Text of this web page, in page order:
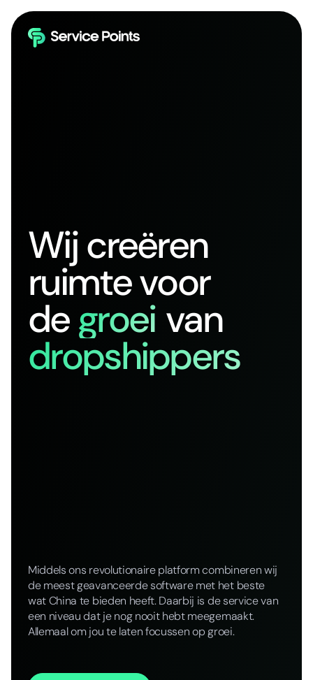
Wij creëren
ruimte voor
degroei van
dropshippers
Middels ons revolutionaire platform combineren wij
de meest geavanceerde software met het beste
wat China te bieden heeft. Daarbij is de service van
een niveau dat je nog nooit hebt meegemaakt.
Allemaal om jou te laten focussen op groei.